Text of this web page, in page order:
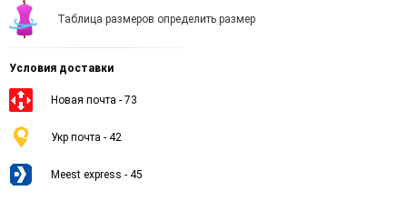
Таблица размеров определить размер
Условия доставки
Новая почта - 73
Укр почта - 42
Meest express - 45